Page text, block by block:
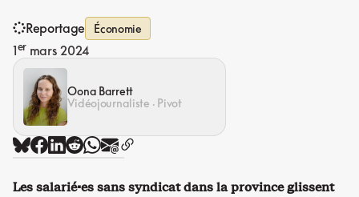
Reportage Économie
1er mars 2024
Oona Barrett
Vidéojournaliste · Pivot
Les salarié·es sans syndicat dans la province glissent